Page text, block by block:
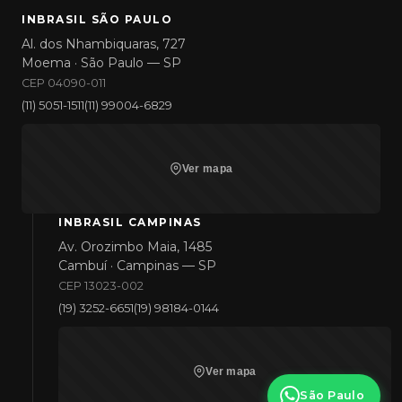
INBRASIL SÃO PAULO
Al. dos Nhambiquaras, 727
Moema · São Paulo — SP
CEP 04090-011
(11) 5051-1511(11) 99004-6829
Ver mapa
INBRASIL CAMPINAS
Av. Orozimbo Maia, 1485
Cambuí · Campinas — SP
CEP 13023-002
(19) 3252-6651(19) 98184-0144
Ver mapa
São Paulo